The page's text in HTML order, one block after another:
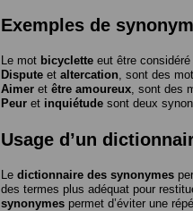
Exemples de
Le mot bicyclette eut être
Dispute et altercation , sont des
Aimer et être amoureux , sont des
Peur et inquiétude sont deux
Usage d’un
Le dictionnaire des synonymes
des termes plus adéquat pour
synonymes permet d’éviter une